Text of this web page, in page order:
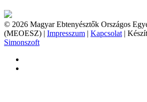
© 2026 Magyar Ebtenyésztők Országos
(MEOESZ) | Impresszum | Kapcsolat |
Simonszoft